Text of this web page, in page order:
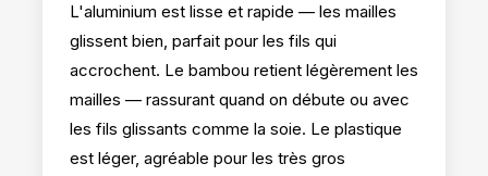
L'aluminium est lisse et rapide — les mailles
glissent bien, parfait pour les fils qui
accrochent. Le bambou retient légèrement les
mailles — rassurant quand on débute ou avec
les fils glissants comme la soie. Le plastique
est léger, agréable pour les très gros